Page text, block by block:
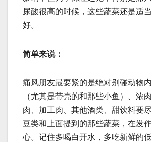
尿酸很高的时候，这些蔬菜还是适
好。
简单来说：
痛风朋友最要紧的是绝对别碰动物
（尤其是带壳的和那些小鱼）、浓
肉、加工肉、其他酒类、甜饮料要
豆类和上面提到的那些蔬菜，在发
心。记住多喝白开水，多吃新鲜的